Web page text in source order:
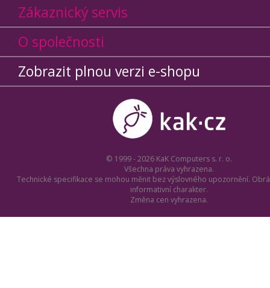
Zákaznický servis
O společnosti
Zobrazit plnou verzi e-shopu
© 1999 - 2026 KaK Computers s. r. o.
Všechna práva vyhrazena.
Technické specifikace se mohou měnit bez výslovného upozornění.
informativní charakter.
Změna cen vyhrazena.